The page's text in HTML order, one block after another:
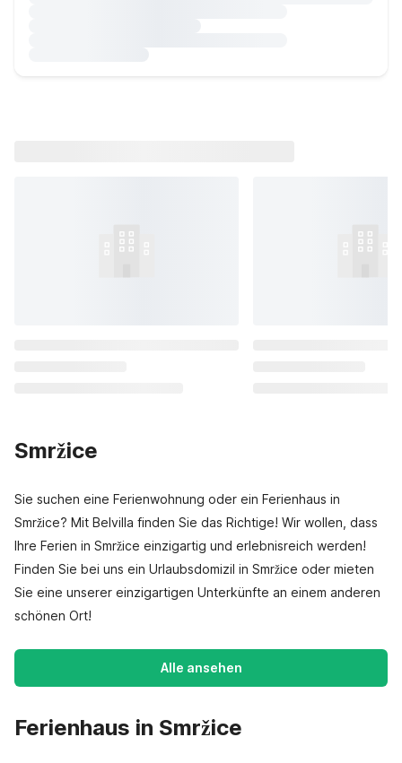
Smržice
Sie suchen eine Ferienwohnung oder ein Ferienhaus in
Smržice? Mit Belvilla finden Sie das Richtige! Wir wollen, dass
Ihre Ferien in Smržice einzigartig und erlebnisreich werden!
Finden Sie bei uns ein Urlaubsdomizil in Smržice oder mieten
Sie eine unserer einzigartigen Unterkünfte an einem anderen
schönen Ort!
Alle ansehen
Ferienhaus in Smržice